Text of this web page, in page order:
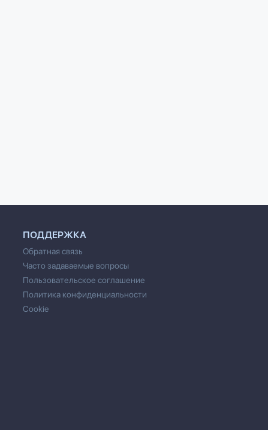
ПОДДЕРЖКА
Обратная связь
Часто задаваемые вопросы
Пользовательское соглашение
Политика конфиденциальности
Cookie